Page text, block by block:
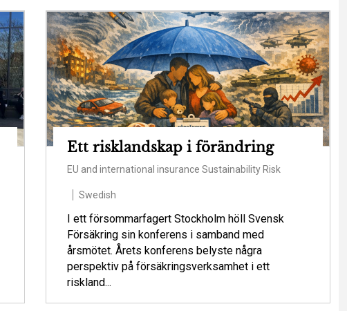
Ett risklandskap i förändring
EU and international insurance Sustainability Risk
Swedish
I ett försommarfagert Stockholm höll Svensk
Försäkring sin konferens i samband med
årsmötet. Årets konferens belyste några
perspektiv på försäkringsverksamhet i ett
riskland...